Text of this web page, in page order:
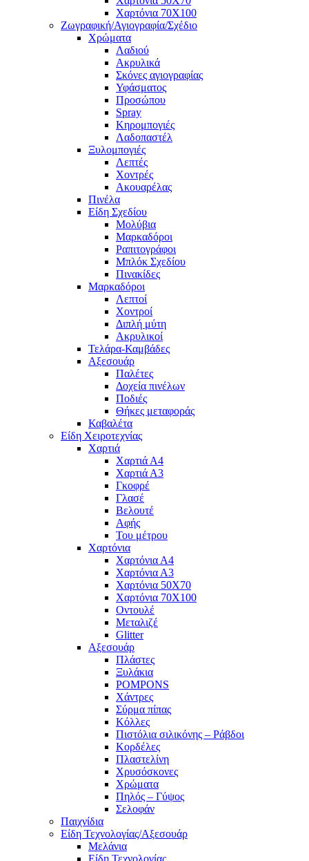
Χαρτόνια 70Χ100
Ζωγραφική/Αγιογραφία/Σχέδιο
Χρώματα
Λαδιού
Ακρυλικά
Σκόνες αγιογραφίας
Υφάσματος
Προσώπου
Spray
Κηρομπογιές
Λαδοπαστέλ
Ξυλομπογιές
Λεπτές
Χοντρές
Ακουαρέλας
Πινέλα
Είδη Σχεδίου
Μολύβια
Μαρκαδόροι
Ραπιτογράφοι
Μπλόκ Σχεδίου
Πινακίδες
Μαρκαδόροι
Λεπτοί
Χοντροί
Διπλή μύτη
Ακρυλικοί
Τελάρα-Καμβάδες
Αξεσουάρ
Παλέτες
Δοχεία πινέλων
Ποδιές
Θήκες μεταφοράς
Καβαλέτα
Είδη Χειροτεχνίας
Χαρτιά
Χαρτιά Α4
Χαρτιά Α3
Γκοφρέ
Γλασέ
Βελουτέ
Αφής
Του μέτρου
Χαρτόνια
Χαρτόνια Α4
Χαρτόνια Α3
Χαρτόνια 50Χ70
Χαρτόνια 70Χ100
Οντουλέ
Μεταλιζέ
Glitter
Αξεσουάρ
Πλάστες
Ξυλάκια
POMPONS
Χάντρες
Σύρμα πίπας
Κόλλες
Πιστόλια σιλικόνης – Ράβδοι
Κορδέλες
Πλαστελίνη
Χρυσόσκονες
Χρώματα
Πηλός – Γύψος
Σελοφάν
Παιχνίδια
Είδη Τεχνολογίας/Αξεσουάρ
Μελάνια
Είδη Τεχνολογίας